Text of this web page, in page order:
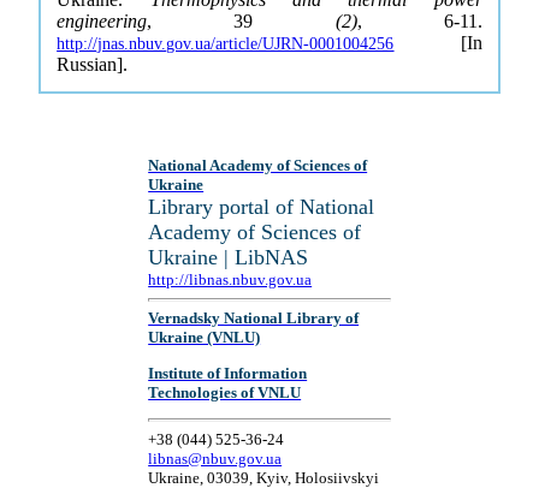
engineering, 39 (2), 6-11.
http://jnas.nbuv.gov.ua/article/UJRN-0001004256 [In
Russian].
National Academy of Sciences of
Ukraine
Library portal of National
Academy of Sciences of
Ukraine | LibNAS
http://libnas.nbuv.gov.ua
Vernadsky National Library of
Ukraine (VNLU)
Institute of Information
Technologies of VNLU
+38 (044) 525-36-24
libnas@nbuv.gov.ua
Ukraine, 03039, Kyiv, Holosiivskyi